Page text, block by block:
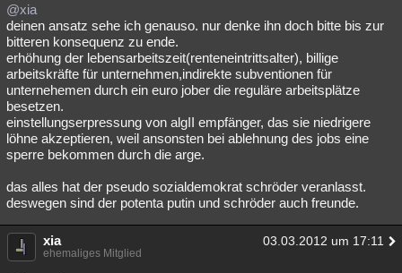
@xia
deinen ansatz sehe ich genauso. nur denke ihn doch bitte bis zur
bitteren konsequenz zu ende.
erhöhung der lebensarbeitszeit(renteneintrittsalter), billige
arbeitskräfte für unternehmen,indirekte subventionen für
unternehemen durch ein euro jober die reguläre arbeitsplätze
besetzen.
einstellungserpressung von algII empfänger, das sie niedrigere
löhne akzeptieren, weil ansonsten bei ablehnung des jobs eine
sperre bekommen durch die arge.
das alles hat der pseudo sozialdemokrat schröder veranlasst.
deswegen sind der potenta putin und schröder auch freunde.
xia 03.03.2012 um 17:11
ehemaliges Mitglied